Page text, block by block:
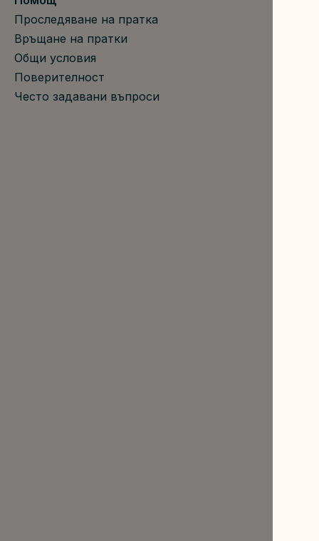
Проследяване на пратка
Връщане на пратки
Общи условия
Поверителност
Често задавани въпроси